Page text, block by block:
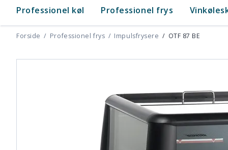
Professionel køl Professionel frys
Forside Professionel frys Impulsfrysere OTF 87 BE